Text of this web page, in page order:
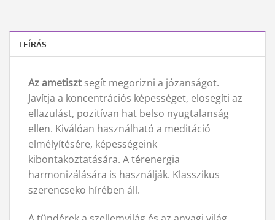
LEÍRÁS
Az ametiszt segít megorizni a józanságot.
Javítja a koncentrációs képességet, elosegíti az
ellazulást, pozitívan hat belso nyugtalanság
ellen. Kiválóan használható a meditáció
elmélyítésére, képességeink
kibontakoztatására. A térenergia
harmonizálására is használják. Klasszikus
szerencseko hírében áll.